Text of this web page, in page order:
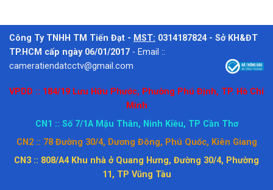
Công Ty TNHH TM Tiến Đạt - MST: 0314187824 - Sở KH&ĐT
TP.HCM cấp ngày 06/01/2017 - Email ::
cameratiendatcctv@gmail.com
VPDD :: 184/19 Lưu Hữu Phước, Phường Phú Định, TP. Hồ Chí
Minh
CN1 :: Số 7/1A Mậu Thân, Ninh Kiều, TP Cần Thơ
CN2 :: 78 Đường 30/4, Dương Đông, Phú Quốc, Kiên Giang
CN3 :: 808/A4 Khu nhà ở Quang Hưng, Đường 30/4, Phường
11, TP Vũng Tàu